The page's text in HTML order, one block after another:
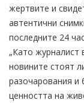
жертвите и
автентични
последните 24
„Като журналист
новините стоят
разочарования
ценността на